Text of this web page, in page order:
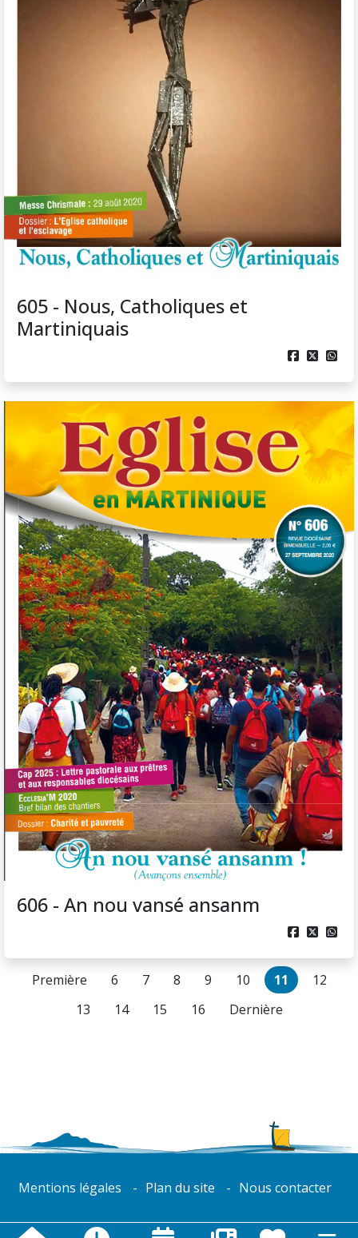
605 - Nous, Catholiques et
Martiniquais
  
606 - An nou vansé ansanm
  
Première 6 7 8 9 10 11
12
13
14 15 16 Dernière
Mentions légales Plan du site Nous contacter